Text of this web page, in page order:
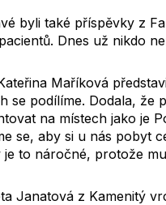
byli také příspěvky z
Dnes už nikdo
Maříková
se podílíme. Dodala, že
na místech jako je
se, aby si u nás pobyt
je to náročné, protože
Janatová z Kamenitý